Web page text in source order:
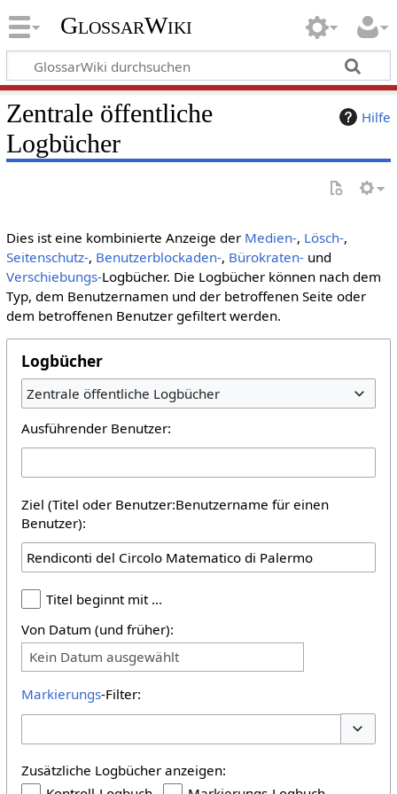
GlossarWiki
Hilfe
Zentrale öffentliche
Logbücher
Dies ist eine kombinierte Anzeige der Medien-, Lösch-,
Seitenschutz-, Benutzerblockaden-, Bürokraten-und
Verschiebungs-Logbücher. Die Logbücher können nach dem
Typ, dem Benutzernamen und der betroffenen Seite oder
dem betroffenen Benutzer gefiltert werden.
Logbücher
Zentrale öffentliche Logbücher
Ausführender Benutzer:
Ziel (Titel oder Benutzer:Benutzername für einen
Benutzer):
Titel beginnt mit …
Von Datum (und früher):
Kein Datum ausgewählt
Markierungs-Filter:
Zusätzliche Logbücher anzeigen: